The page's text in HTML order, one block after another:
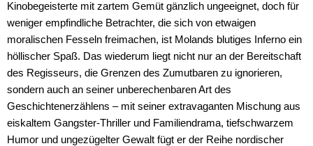
Kinobegeisterte mit zartem Gemüt gänzlich ungeeignet, doch für
weniger empfindliche Betrachter, die sich von etwaigen
moralischen Fesseln freimachen, ist Molands blutiges Inferno ein
höllischer Spaß. Das wiederum liegt nicht nur an der Bereitschaft
des Regisseurs, die Grenzen des Zumutbaren zu ignorieren,
sondern auch an seiner unberechenbaren Art des
Geschichtenerzählens – mit seiner extravaganten Mischung aus
eiskaltem Gangster-Thriller und Familiendrama, tiefschwarzem
Humor und ungezügelter Gewalt fügt er der Reihe nordischer